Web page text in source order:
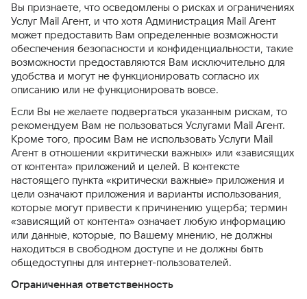
Вы признаете, что осведомлены о рисках и ограничениях
Услуг Mail Агент, и что хотя Администрация Mail Агент
может предоставить Вам определенные возможности
обеспечения безопасности и конфиденциальности, такие
возможности предоставляются Вам исключительно для
удобства и могут не функционировать согласно их
описанию или не функционировать вовсе.
Если Вы не желаете подвергаться указанным рискам, то
рекомендуем Вам не пользоваться Услугами Mail Агент.
Кроме того, просим Вам не использовать Услуги Mail
Агент в отношении «критически важных» или «зависящих
от контента» приложений и целей. В контексте
настоящего пункта «критически важные» приложения и
цели означают приложения и варианты использования,
которые могут привести к причинению ущерба; термин
«зависящий от контента» означает любую информацию
или данные, которые, по Вашему мнению, не должны
находиться в свободном доступе и не должны быть
общедоступны для интернет-пользователей.
Ограниченная ответственность